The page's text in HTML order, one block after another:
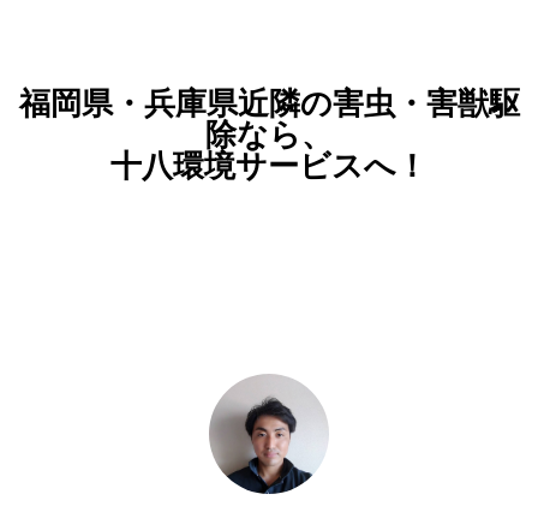
福岡県・兵庫県近隣の害虫・害獣駆
除なら、
十八環境サービスへ！